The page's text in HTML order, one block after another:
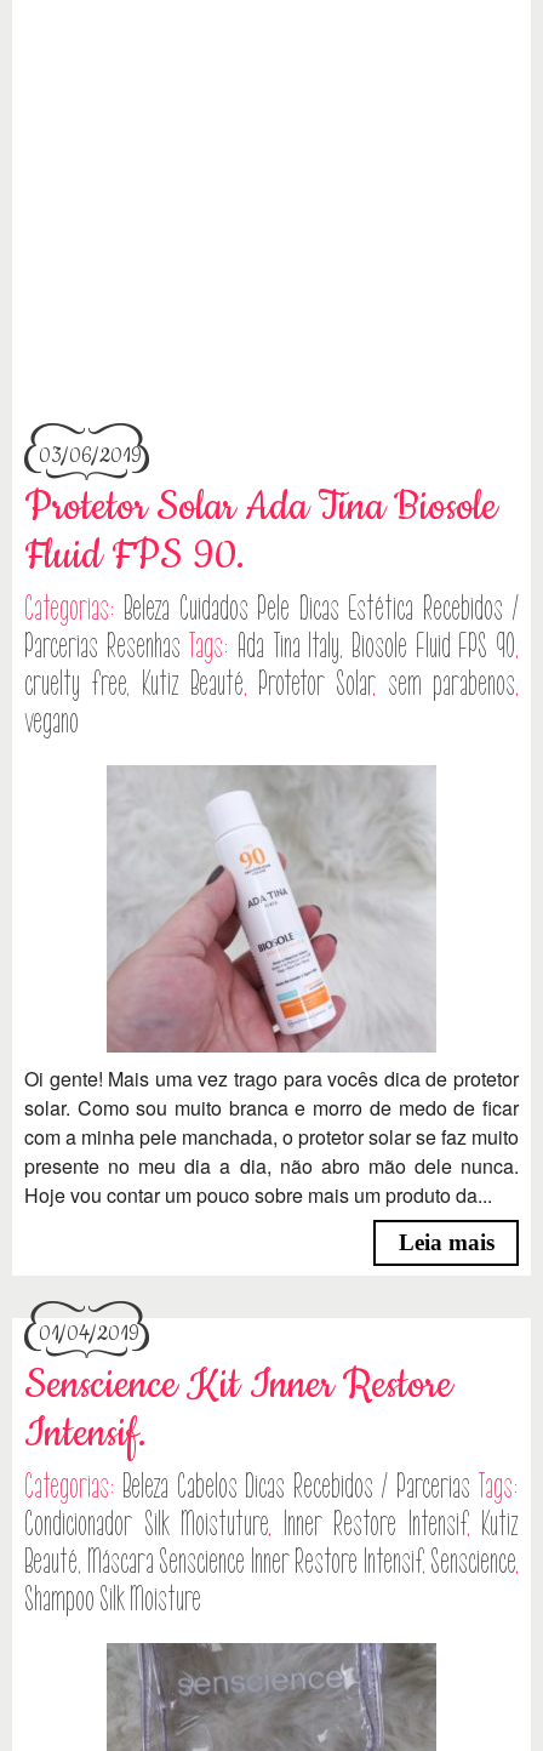
03/06/2019
Protetor Solar Ada Tina Biosole
Fluid FPS 90.
Categorias: Beleza Cuidados Pele Dicas Estética Recebidos /
Parcerias Resenhas Tags: Ada Tina Italy, Biosole Fluid FPS 90,
cruelty free, Kutiz Beauté, Protetor Solar, sem parabenos,
vegano
Oi gente! Mais uma vez trago para vocês dica de protetor
solar. Como sou muito branca e morro de medo de ficar
com a minha pele manchada, o protetor solar se faz muito
presente no meu dia a dia, não abro mão dele nunca.
Hoje vou contar um pouco sobre mais um produto da...
Leia mais
01/04/2019
Senscience Kit Inner Restore
Intensif.
Categorias: Beleza Cabelos Dicas Recebidos / Parcerias Tags:
Condicionador Silk Moistuture, Inner Restore Intensif, Kutiz
Beauté, Máscara Senscience Inner Restore Intensif, Senscience,
Shampoo Silk Moisture